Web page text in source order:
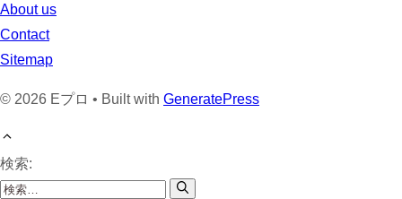
About us
Contact
Sitemap
© 2026 Eプロ • Built with GeneratePress
検索: